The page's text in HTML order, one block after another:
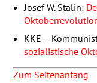
Josef W. Stalin:
KKE –
sozialistische
Zum Seitenanfang